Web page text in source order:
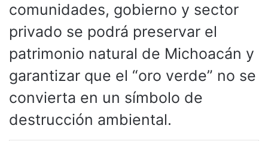
comunidades, gobierno y sector
privado se podrá preservar el
patrimonio natural de Michoacán y
garantizar que el “oro verde” no se
convierta en un símbolo de
destrucción ambiental.